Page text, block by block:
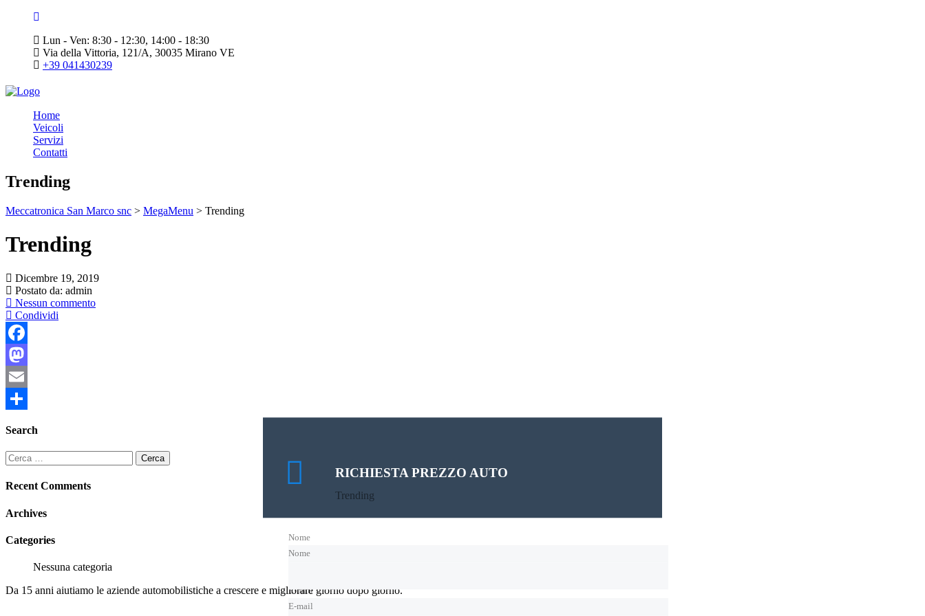
Lun - Ven: 8:30 - 12:30, 14:00 - 18:30
Via della Vittoria, 121/A, 30035 Mirano VE
+39 041430239
Home
Veicoli
Servizi
Contatti
Trending
Meccatronica San Marco snc > MegaMenu > Trending
Trending
Dicembre 19, 2019
Postato da: admin
Nessun commento
Condividi
Facebook
Mastodon
Email
Search
Ricerca
per:
Recent Comments
Archives
Categories
Nessuna categoria
Da 15 anni aiutiamo le aziende automobilistiche a crescere e migliorare giorno dopo giorno.
Trending
Nome
E-mail
RICHIESTA PREZZO AUTO
Trending
Nome
E-mail